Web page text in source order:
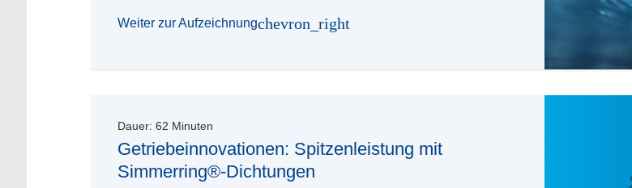
Weiter zur Aufzeichnungchevron_right
Dauer: 62 Minuten
Getriebeinnovationen: Spitzenleistung mit
Simmerring®-Dichtungen